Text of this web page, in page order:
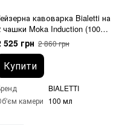
кавоварка Bialetti на
чашки Moka Induction (100
червона
525 грн 2 860 грн
Купити
BIALETTI
камери 100 мл